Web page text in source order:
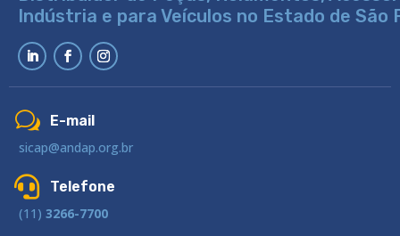
Indústria e para Veículos no Estado de São
w
E-mail
sicap@andap.org.br

Telefone
(11) 3266-7700